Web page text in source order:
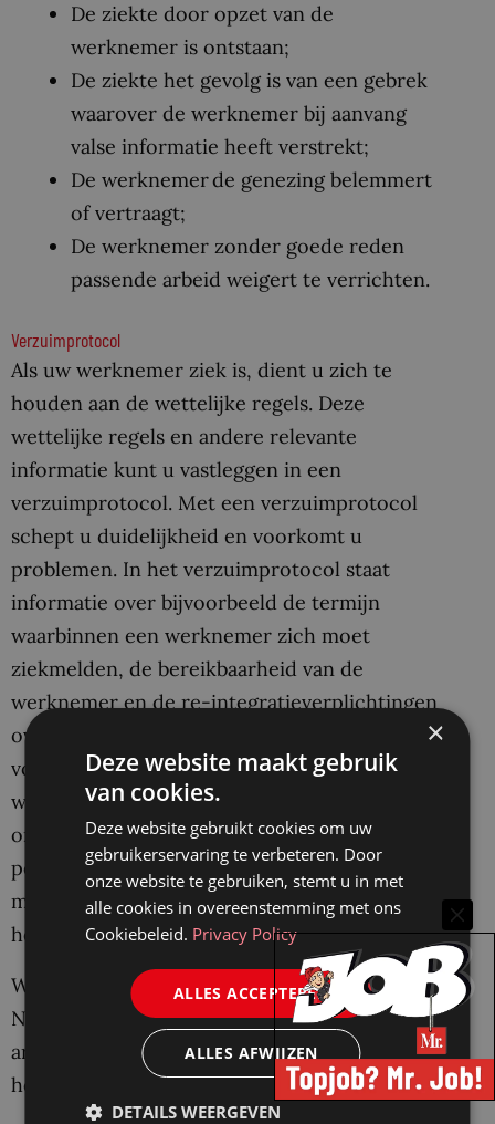
De ziekte door opzet van de
werknemer is ontstaan;
De ziekte het gevolg is van een gebrek
waarover de werknemer bij aanvang
valse informatie heeft verstrekt;
De werknemer de genezing belemmert
of vertraagt;
De werknemer zonder goede reden
passende arbeid weigert te verrichten.
Verzuimprotocol
Als uw werknemer ziek is, dient u zich te
houden aan de wettelijke regels. Deze
wettelijke regels en andere relevante
informatie kunt u vastleggen in een
verzuimprotocol. Met een verzuimprotocol
schept u duidelijkheid en voorkomt u
problemen. In het verzuimprotocol staat
informatie over bijvoorbeeld de termijn
waarbinnen een werknemer zich moet
ziekmelden, de bereikbaarheid van de
werknemer en de re-integratieverplichtingen
over en weer. Zorg ervoor dat deze regels
vooraf bekend zijn gemaakt bij alle
werknemers. Is er binnen uw bedrijf een
ondernemingsraad of
personeelsvertegenwoordiging actief, dan
moet u deze betrekken bij het opstellen van
het verzuimprotocol.
Werkt u nog niet met een verzuimprotocol?
Neem dan contact op met één van de
arbeidsjuristen van Grant Thornton. Wij
helpen u graag verder.
×
Deze website maakt gebruik
van cookies.
Deze website gebruikt cookies om uw
gebruikerservaring te verbeteren. Door
onze website te gebruiken, stemt u in met
alle cookies in overeenstemming met ons
Cookiebeleid. Privacy Policy
ALLES ACCEPTEREN
ALLES AFWIJZEN
DETAILS WEERGEVEN